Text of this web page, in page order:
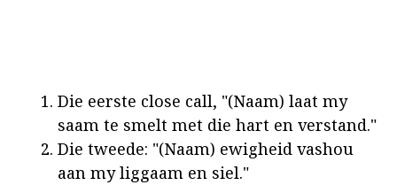
Die eerste close call, "(Naam) laat my
saam te smelt met die hart en verstand."
Die tweede: "(Naam) ewigheid vashou
aan my liggaam en siel."